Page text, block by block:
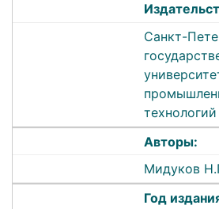
Санкт-
Авторы:
Мидуков
Год